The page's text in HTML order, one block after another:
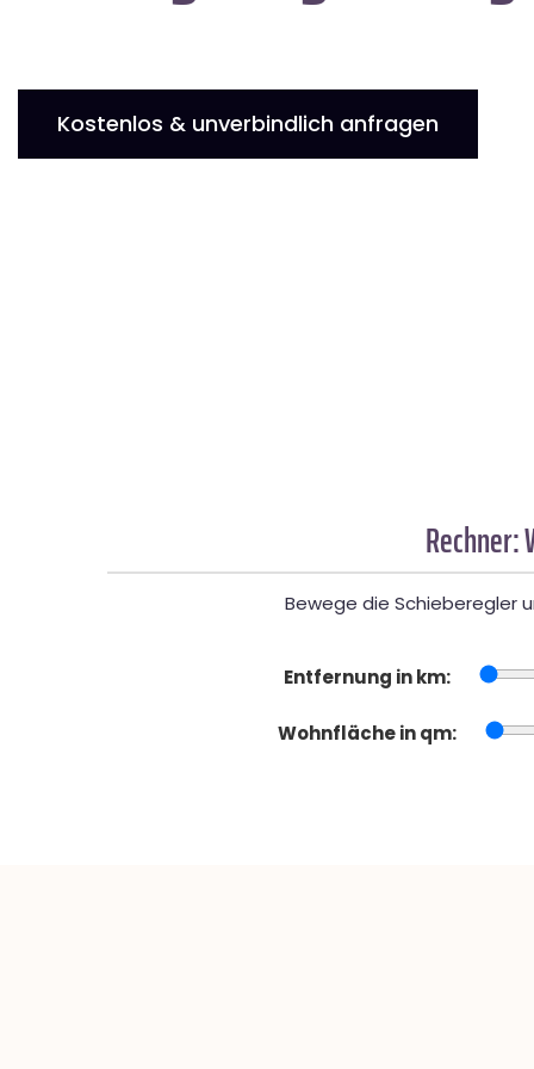
Kostenlos & unverbindlich anfragen
Rechner:
Bewege die Schieberegler
Entfernung in km:
Wohnfläche in qm: